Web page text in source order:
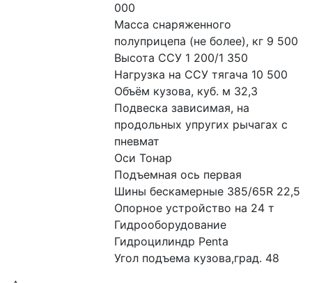
000
Масса снаряженного
полуприцепа (не более), кг 9 500
Высота ССУ 1 200/1 350
Нагрузка на ССУ тягача 10 500
Объём кузова, куб. м 32,3
Подвеска зависимая, на
продольных упругих рычагах с
пневмат
Оси Тонар
Подъемная ось первая
Шины бескамерные 385/65R 22,5
Опорное устройство на 24 т
Гидрооборудование
Гидроцилиндр Penta
Угол подъема кузова,град. 48